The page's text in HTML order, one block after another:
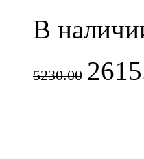
В
5230.00